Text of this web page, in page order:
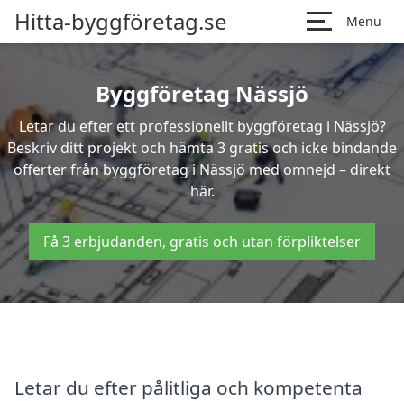
Hitta-byggföretag.se Menu
Byggföretag Nässjö
Letar du efter ett professionellt byggföretag i Nässjö?
Beskriv ditt projekt och hämta 3 gratis och icke bindande
offerter från byggföretag i Nässjö med omnejd – direkt
här.
Få 3 erbjudanden, gratis och utan förpliktelser
Letar du efter pålitliga och kompetenta